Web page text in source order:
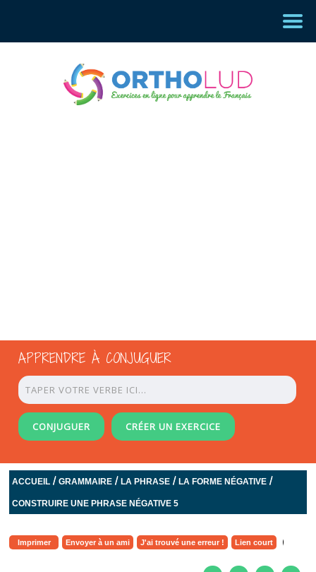
APPRENDRE À CONJUGUER
CONJUGUER CRÉER UN EXERCICE
ACCUEIL /GRAMMAIRE /LA PHRASE /LA FORME NÉGATIVE /
CONSTRUIRE UNE PHRASE NÉGATIVE 5
Imprimer Envoyer à un ami J'ai trouvé une erreur ! Lien court